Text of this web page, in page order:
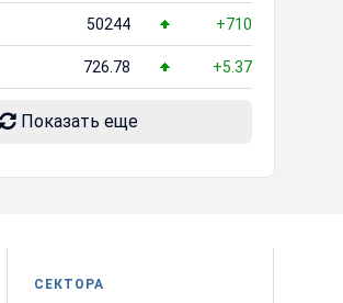
50244 +710
726.78 +5.37
Показать еще
СЕКТОРА